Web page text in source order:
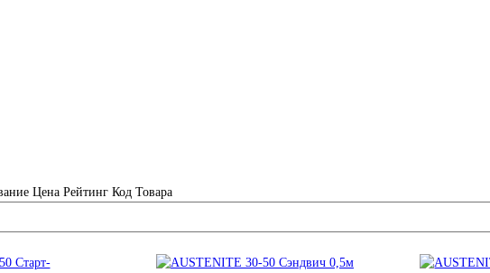
Цена Рейтинг Код Товара